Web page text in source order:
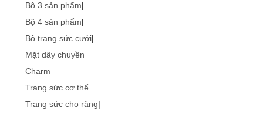
Bộ 3 sản phẩm|
Bộ 4 sản phẩm|
Bộ trang sức cưới|
Mặt dây chuyền
Charm
Trang sức cơ thể
Trang sức cho răng|